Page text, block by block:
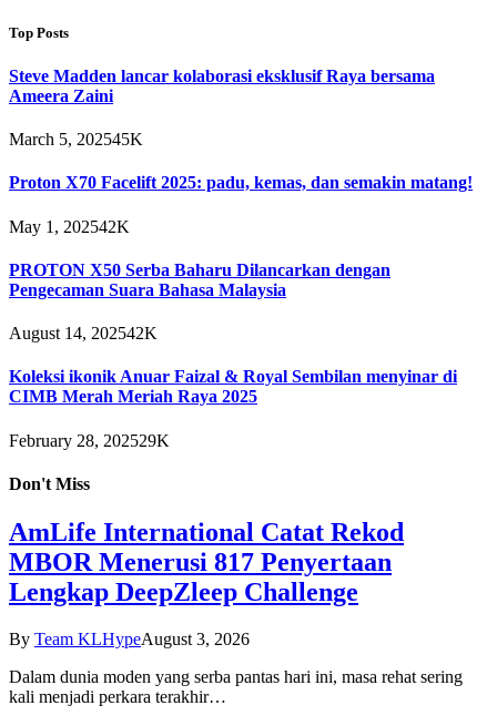
Top Posts
Steve Madden lancar kolaborasi eksklusif Raya bersama
Ameera Zaini
March 5, 202545K
Proton X70 Facelift 2025: padu, kemas, dan semakin matang!
May 1, 202542K
PROTON X50 Serba Baharu Dilancarkan dengan
Pengecaman Suara Bahasa Malaysia
August 14, 202542K
Koleksi ikonik Anuar Faizal & Royal Sembilan menyinar di
CIMB Merah Meriah Raya 2025
February 28, 202529K
Don't Miss
AmLife International Catat Rekod
MBOR Menerusi 817 Penyertaan
Lengkap DeepZleep Challenge
By Team KLHypeAugust 3, 2026
Dalam dunia moden yang serba pantas hari ini, masa rehat sering
kali menjadi perkara terakhir…